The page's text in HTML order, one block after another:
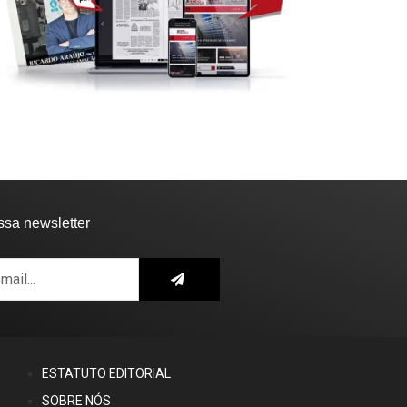
newsletter
ESTATUTO EDITORIAL
SOBRE NÓS